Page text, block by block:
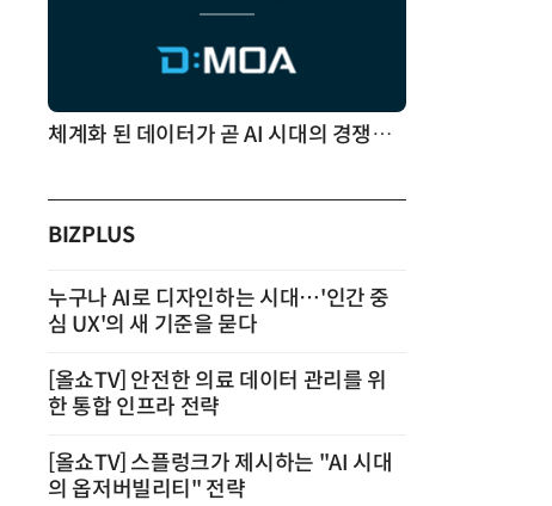
체계화 된 데이터가 곧 AI 시대의 경쟁력이다
BIZPLUS
누구나 AI로 디자인하는 시대…'인간 중
심 UX'의 새 기준을 묻다
[올쇼TV] 안전한 의료 데이터 관리를 위
한 통합 인프라 전략
[올쇼TV] 스플렁크가 제시하는 "AI 시대
의 옵저버빌리티" 전략